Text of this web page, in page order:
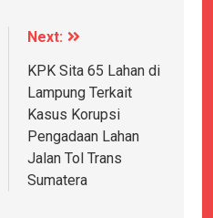
Next:
KPK Sita 65 Lahan di
Lampung Terkait
Kasus Korupsi
Pengadaan Lahan
Jalan Tol Trans
Sumatera